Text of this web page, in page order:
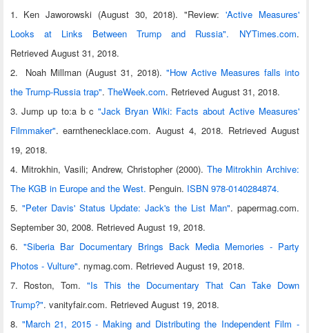
1. Ken Jaworowski (August 30, 2018). "Review: 'Active Measures'
Looks at Links Between Trump and Russia". NYTimes.com.
Retrieved August 31, 2018.
2. Noah Millman (August 31, 2018). "How Active Measures falls into
the Trump-Russia trap". TheWeek.com. Retrieved August 31, 2018.
3. Jump up to:a b c"Jack Bryan Wiki: Facts about Active Measures'
Filmmaker". earnthenecklace.com. August 4, 2018. Retrieved August
19, 2018.
4. Mitrokhin, Vasili; Andrew, Christopher (2000).The Mitrokhin Archive:
The KGB in Europe and the West. Penguin. ISBN 978-0140284874.
5. "Peter Davis' Status Update: Jack's the List Man". papermag.com.
September 30, 2008. Retrieved August 19, 2018.
6. "Siberia Bar Documentary Brings Back Media Memories - Party
Photos - Vulture". nymag.com. Retrieved August 19, 2018.
7. Roston, Tom."Is This the Documentary That Can Take Down
Trump?". vanityfair.com. Retrieved August 19, 2018.
8. "March 21, 2015 - Making and Distributing the Independent Film -